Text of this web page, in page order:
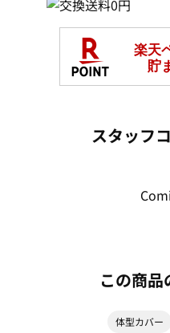
スタッフ
この商品
体型カバー